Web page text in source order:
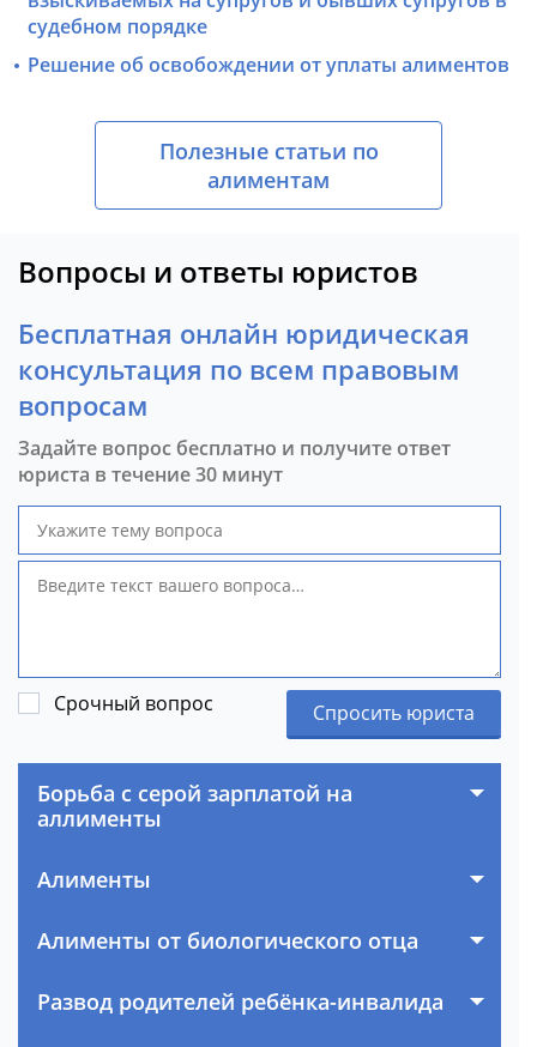
судебном порядке
Решение об освобождении от уплаты алиментов
Полезные статьи по
алиментам
Вопросы и ответы юристов
Бесплатная онлайн юридическая
консультация по всем правовым
вопросам
Задайте вопрос бесплатно и получите ответ
юриста в течение 30 минут
Срочный вопрос Спросить юриста
Борьба с серой зарплатой на
аллименты
Алименты
Алименты от биологического отца
Развод родителей ребёнка-инвалида